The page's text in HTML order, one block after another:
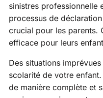
sinistres professionnelle
processus de
crucial pour les parents.
efficace pour leurs
Des situations
scolarité de votre
de manière complète et